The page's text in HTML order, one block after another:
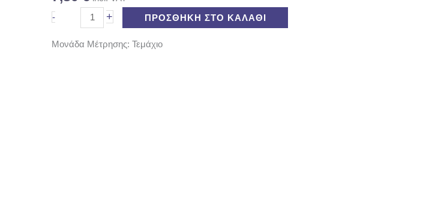
-
+ ΠΡΟΣΘΉΚΗ ΣΤΟ ΚΑΛΆΘΙ
Μονάδα Μέτρησης: Τεμάχιο